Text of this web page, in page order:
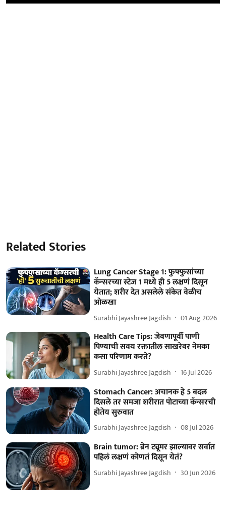
Related Stories
Lung Cancer Stage 1: फुफ्फुसांच्या
कॅन्सरच्या स्टेज 1 मध्ये ही 5 लक्षणं दिसून
येतात; शरीर देत असलेले संकेत वेळीच
ओळखा
Surabhi Jayashree Jagdish 01 Aug 2026
Health Care Tips: जेवणापूर्वी पाणी
पिण्याची सवय रक्तातील साखरेवर नेमका
कसा परिणाम करते?
Surabhi Jayashree Jagdish 16 Jul 2026
Stomach Cancer: अचानक हे 5 बदल
दिसले तर समजा शरीरात पोटाच्या कॅन्सरची
होतेय सुरुवात
Surabhi Jayashree Jagdish 08 Jul 2026
Brain tumor: ब्रेन ट्यूमर झाल्यावर सर्वात
पहिलं लक्षणं कोणतं दिसून येतं?
Surabhi Jayashree Jagdish 30 Jun 2026